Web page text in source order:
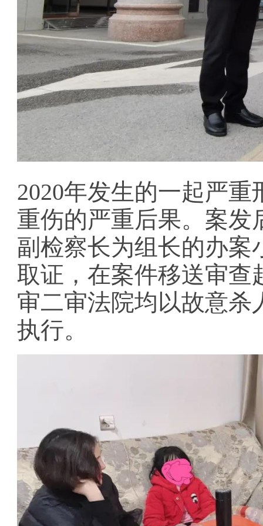
2020年发生的一起严
重伤的严重后果。案发
副检察长为组长的办案
取证，在案件移送审查
审二审法院均以故意杀
执行。